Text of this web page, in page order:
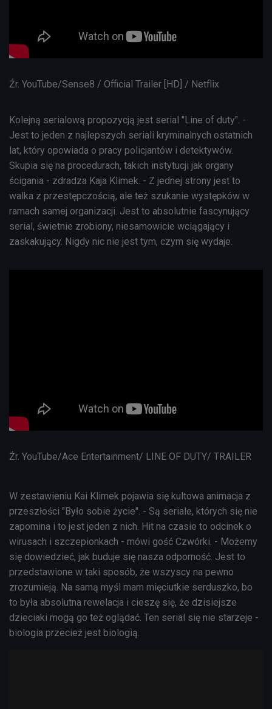
Źr. YouTube/Sense8 / Official Trailer [HD] / Netflix
Kolejną serialową propozycją jest serial "Line of duty". -
Jest to jeden z najlepszych seriali kryminalnych ostatnich
lat, który opowiada o pracy policjantów i detektywów.
Skupia się na procedurach, takich instytucji jak organy
ścigania - zdradza Kaja Klimek. - Z jednej strony jest to
walka z przestępczością, ale też szukanie występków w
ramach samej organizacji. Jest to absolutnie fascynujący
serial, świetnie zrobiony, niesamowicie wciągający i
zaskakujący. Nigdy nic nie jest tym, czym się wydaje.
Źr. YouTube/Ace Entertainment/ LINE OF DUTY/ TRAILER
W zestawieniu Kai Klimek pojawia się kultowa animacja z
przeszłości "Było sobie życie". - Są seriale, których się nie
zapomina i to jest jeden z nich. Hit na czasie to odcinek o
wirusach i szczepionkach - mówi gość Czwórki. - Możemy
się dowiedzieć, jak buduje się nasza odporność. Jest to
przedstawione w taki sposób, że wszyscy na pewno
zrozumieją. Na samą myśl mam mięciutkie serduszko, bo
to była absolutna rewelacja i cieszę się, że dzisiejsze
dzieciaki mogą go też oglądać. Ten serial się nie starzeje -
biologia przecież jest biologią.